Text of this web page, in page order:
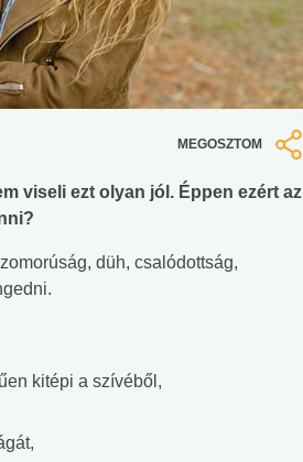
MEGOSZTOM
viseli ezt olyan jól. Éppen ezért az
düh, csalódottság,
kitépi a szívéből,